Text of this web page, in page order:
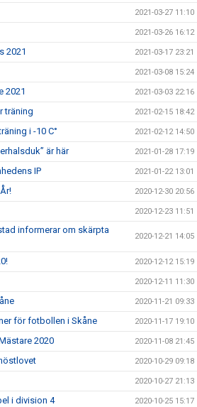
2021-03-27 11:10
2021-03-26 16:12
2021 2021-03-17 23:21
2021-03-08 15:24
2021 2021-03-03 22:16
träning 2021-02-15 18:42
i -10 C° 2021-02-12 14:50
är här 2021-01-28 17:19
IP 2021-01-22 13:01
2020-12-30 20:56
2020-12-23 11:51
informerar om skärpta
2020-12-21 14:05
2020-12-12 15:19
2020-12-11 11:30
2020-11-21 09:33
för fotbollen i Skåne 2020-11-17 19:10
2020 2020-11-08 21:45
2020-10-29 09:18
2020-10-27 21:13
i division 4 2020-10-25 15:17